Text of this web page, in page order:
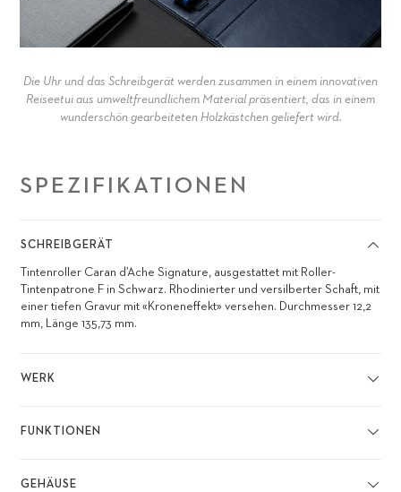
Die Uhr und das Schreibgerät werden zusammen in einem innovativen
Reiseetui aus umweltfreundlichem Material präsentiert, das in einem
wunderschön gearbeiteten Holzkästchen geliefert wird.
SPEZIFIKATIONEN
SCHREIBGERÄT
Tintenroller Caran d’Ache Signature, ausgestattet mit Roller-
Tintenpatrone F in Schwarz. Rhodinierter und versilberter Schaft, mit
einer tiefen Gravur mit «Kroneneffekt» versehen. Durchmesser 12,2
mm, Länge 135,73 mm.
WERK
FUNKTIONEN
GEHÄUSE